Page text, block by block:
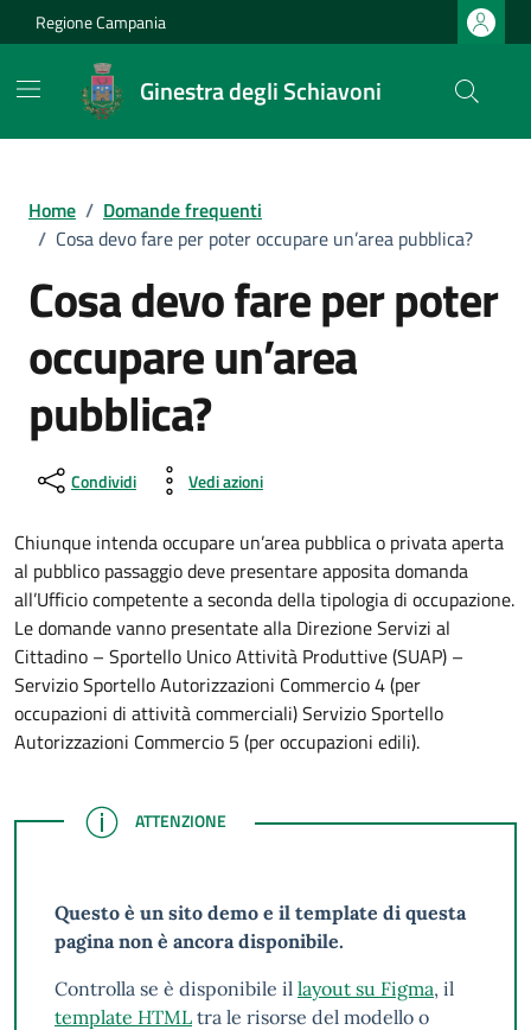
Vai ai contenuti
Vai al footer
Regione Campania
Ginestra degli Schiavoni
Home / Domande frequenti
/ Cosa devo fare per poter occupare un’area pubblica?
Cosa devo fare per poter
occupare un’area
pubblica?
Condividi Vedi azioni
Chiunque intenda occupare un’area pubblica o privata aperta
al pubblico passaggio deve presentare apposita domanda
all’Ufficio competente a seconda della tipologia di occupazione.
Le domande vanno presentate alla Direzione Servizi al
Cittadino – Sportello Unico Attività Produttive (SUAP) –
Servizio Sportello Autorizzazioni Commercio 4 (per
occupazioni di attività commerciali) Servizio Sportello
Autorizzazioni Commercio 5 (per occupazioni edili).
ATTENZIONE
ATTENZIONE
Questo è un sito demo e il template di questa
pagina non è ancora disponibile.
Controlla se è disponibile il layout su Figma, il
template HTML tra le risorse del modello o